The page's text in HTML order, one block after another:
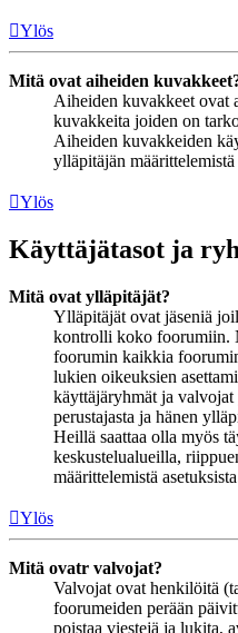
Ylös
Mitä ovat aiheiden
Aiheiden kuvakkeet ovat
kuvakkeita joiden on
Aiheiden kuvakkeiden
ylläpitäjän
Ylös
Käyttäjätasot ja
Mitä ovat ylläpitäjät?
Ylläpitäjät ovat jäseniä
kontrolli koko foorumiin.
foorumin kaikkia
lukien oikeuksien
käyttäjäryhmät ja
perustajasta ja hänen
Heillä saattaa olla myös
keskustelualueilla,
määrittelemistä
Ylös
Mitä ovatr valvojat?
Valvojat ovat henkilöitä
foorumeiden perään
poistaa viestejä ja lukita,